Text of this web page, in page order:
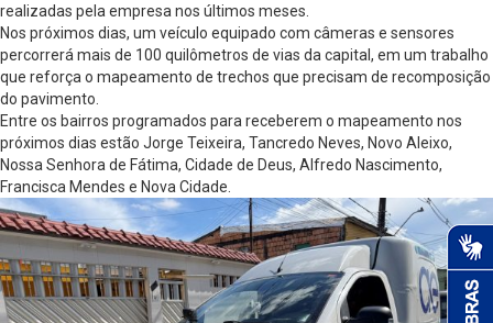
realizadas pela empresa nos últimos meses.
Nos próximos dias, um veículo equipado com câmeras e sensores
percorrerá mais de 100 quilômetros de vias da capital, em um trabalho
que reforça o mapeamento de trechos que precisam de recomposição
do pavimento.
Entre os bairros programados para receberem o mapeamento nos
próximos dias estão Jorge Teixeira, Tancredo Neves, Novo Aleixo,
Nossa Senhora de Fátima, Cidade de Deus, Alfredo Nascimento,
Francisca Mendes e Nova Cidade.